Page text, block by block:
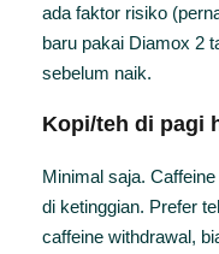
ada faktor risiko
baru pakai Diamox 2
sebelum naik.
Kopi/teh di pagi
Minimal saja.
di ketinggian. Prefer
caffeine withdrawal,